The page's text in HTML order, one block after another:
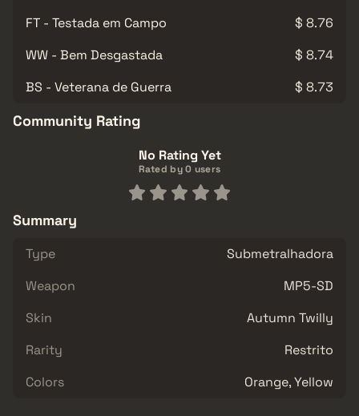
FT - Testada em Campo
$ 8.76
WW - Bem Desgastada
$ 8.74
BS - Veterana de Guerra
$ 8.73
Community Rating
No Rating Yet
Rated by 0 users
Summary
Type
Submetralhadora
Weapon
MP5-SD
Skin
Autumn Twilly
Rarity
Restrito
Colors
Orange, Yellow